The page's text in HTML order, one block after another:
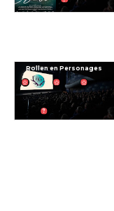
Rollen en Personages